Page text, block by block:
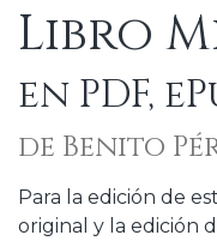
Libro
en PDF,
de Benito
Para la edición de
original y la edición